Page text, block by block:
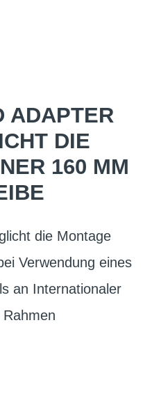
ADAPTER
DIE
160 MM
die Montage
Verwendung eines
an Internationaler